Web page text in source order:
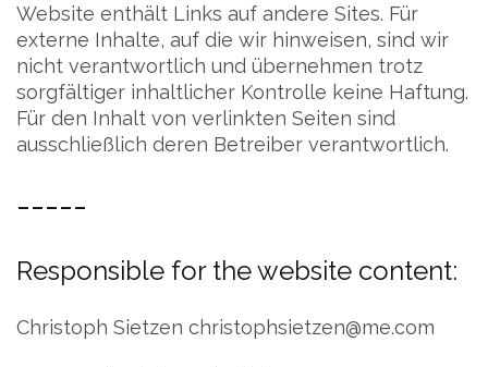
Website enthält Links auf andere Sites. Für
externe Inhalte, auf die wir hinweisen, sind wir
nicht verantwortlich und übernehmen trotz
sorgfältiger inhaltlicher Kontrolle keine Haftung.
Für den Inhalt von verlinkten Seiten sind
ausschließlich deren Betreiber verantwortlich.
-----
Responsible for the website content:
Christoph Sietzen christophsietzen@me.com